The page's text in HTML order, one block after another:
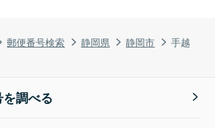
郵便番号検索 静岡県 静岡市 手越
調べる